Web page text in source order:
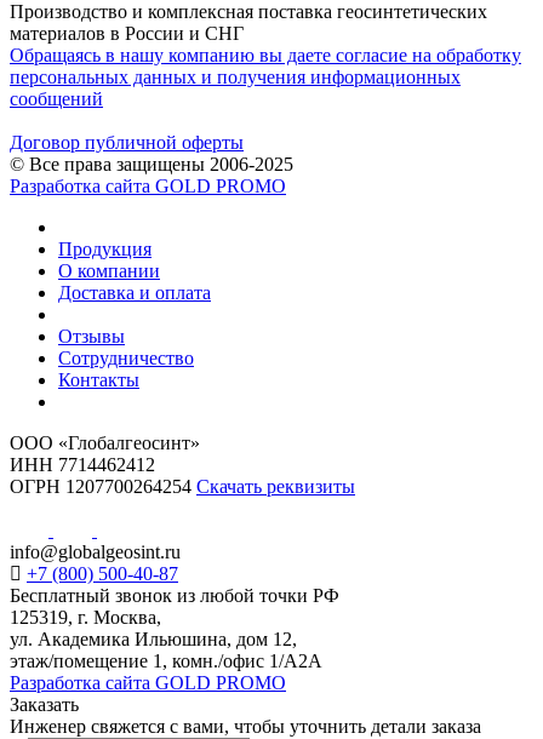
Производство и комплексная поставка геосинтетических
материалов в России и СНГ
Обращаясь в нашу компанию вы даете согласие на обработку
персональных данных и получения информационных
сообщений
Договор публичной оферты
© Все права защищены 2006-2025
Разработка сайта GOLD PROMO
Продукция
О компании
Доставка и оплата
Отзывы
Сотрудничество
Контакты
ООО «Глобалгеосинт»
ИНН 7714462412
ОГРН 1207700264254 Скачать реквизиты
info@globalgeosint.ru
+7 (800) 500-40-87
Бесплатный звонок из любой точки РФ
125319, г. Москва,
ул. Академика Ильюшина, дом 12,
этаж/помещение 1, комн./офис 1/А2А
Разработка сайта GOLD PROMO
Заказать
Инженер свяжется с вами, чтобы уточнить детали заказа